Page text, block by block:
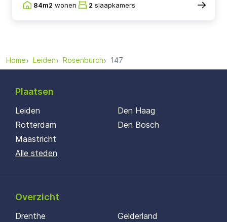
84m2 wonen 2 slaapkamers
Home Leiden Rosenburch 147
Plaatsen
Leiden
Rotterdam
Maastricht
Den Haag
Den Bosch
Alle steden
Overzicht
Drenthe
Gelderland